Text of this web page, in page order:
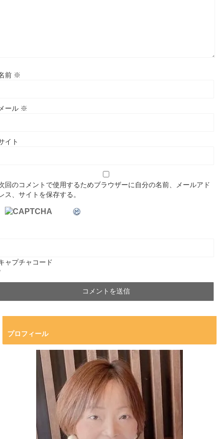
前 ※
ール ※
イト
回のコメントで使用するためブラウザーに自分の名前、メールアド
ス、サイトを保存する。
ャプチャコード
プロフィール